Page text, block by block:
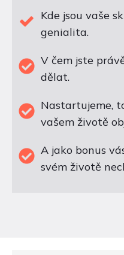
Kde jsou vaše
genialita.
V čem jste
dělat.
Nastartujeme,
vašem životě
A jako bonus
svém životě